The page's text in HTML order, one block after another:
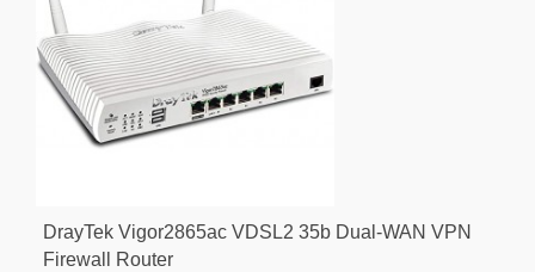
DrayTek Vigor2865ac VDSL2 35b Dual-WAN VPN
Firewall Router